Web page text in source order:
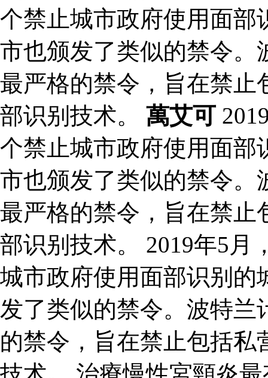
个禁止城市政府使用面部
市也颁发了类似的禁令。
最严格的禁令，旨在禁止
部识别技术。 萬艾可
个禁止城市政府使用面部
市也颁发了类似的禁令。
最严格的禁令，旨在禁止
部识别技术。 2019年5月
城市政府使用面部识别的
发了类似的禁令。波特兰
的禁令，旨在禁止包括